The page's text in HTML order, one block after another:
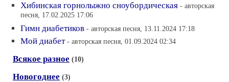
Хибинская горнолыжно сноубордическая - авторская
песня, 17.02.2025 17:06
Гимн диабетиков - авторская песня, 13.11.2024 17:18
Мой диабет - авторская песня, 01.09.2024 02:34
Всякое разное (10)
Новогоднее (3)